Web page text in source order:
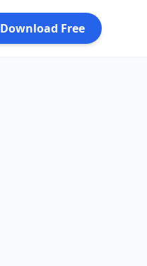
Download Free